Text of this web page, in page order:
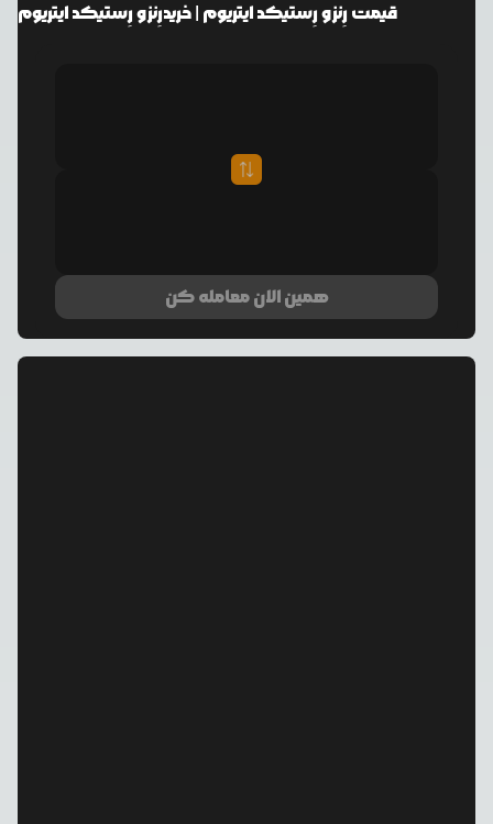
قیمت رِنزو رِستیکد ایتریوم | خریدرِنزو رِستیکد ایتریوم
همین الان معامله کن